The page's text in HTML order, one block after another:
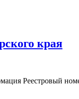
края
Реестровый